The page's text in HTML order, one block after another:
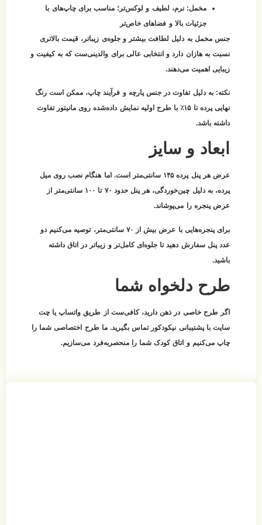
مخمل: نرم، لطیف و لوکس‌تر؛ مناسب برای چاپ‌های با
جزئیات بالا و فضاهای خاص‌تر
جنس مخمل به دلیل لطافت بیشتر و جلوه‌ی زیباتر، قیمت بالاتری
نسبت به هازان دارد و انتخابی عالی برای والدینی‌ست که به کیفیت و
زیبایی اهمیت می‌دهند.
نکته: به دلیل تفاوت در جنس پارچه و فرآیند چاپ، ممکن است رنگ
نهایی پرده تا ۱۵٪ با طرح اولیه نمایش داده‌شده روی مانیتور تفاوت
داشته باشد.
ابعاد و سایز
عرض هر پنل پرده ۱۴۵ سانتی‌متر است. اما هنگام نصب روی میل
پرده، به دلیل چین‌خوردگی، هر پنل حدود
۷۰ تا ۱۰۰ سانتی‌متر از
عرض پنجره را می‌پوشاند.
برای پنجره‌هایی با عرض بیش از ۷۰ سانتی‌متر، توصیه می‌کنیم
دو
عدد پنل سفارش دهید تا جلوه‌ای کامل‌تر و زیباتر در اتاق داشته
باشید.
طرح دلخواه شما
اگر طرح خاصی در ذهن دارید، کافی‌ست از طریق واتساپ یا چت
سایت با پشتیبانی نیکودکور تماس بگیرید. ما طرح اختصاصی شما را
چاپ می‌کنیم و اتاق کودک شما را منحصربه‌فرد می‌سازیم.